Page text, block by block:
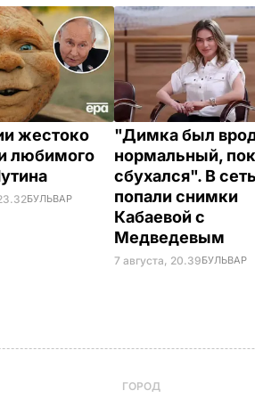
жестоко
любимого
БУЛЬВАР
"Димка был
нормальный,
сбухался". В сеть
попали снимки
Кабаевой с
Медведевым
7 августа, 20.39БУЛЬВАР
ГОРОД